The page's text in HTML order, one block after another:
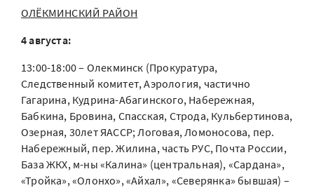
ОЛЁКМИНСКИЙ РАЙОН
4 августа:
13:00-18:00 – Олекминск (Прокуратура,
Следственный комитет, Аэрология, частично
Гагарина, Кудрина-Абагинского, Набережная,
Бабкина, Бровина, Спасская, Строда, Кульбертинова,
Озерная, 30лет ЯАССР; Логовая, Ломоносова, пер.
Набережный, пер. Жилина, часть РУС, Почта России,
База ЖКХ, м-ны «Калина» (центральная), «Сардана»,
«Тройка», «Олонхо», «Айхал», «Северянка» бывшая) –